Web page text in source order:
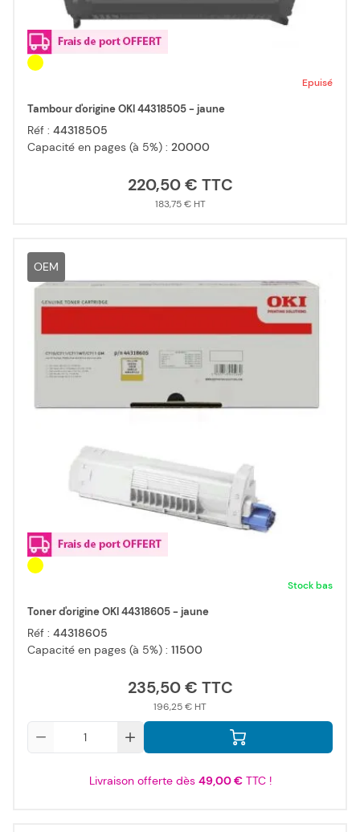
Epuisé
Tambour d'origine OKI 44318505 - jaune
Réf : 44318505
Capacité en pages (à 5%) : 20000
220,50 €
183,75 €
OEM
Stock bas
Toner d'origine OKI 44318605 - jaune
Réf : 44318605
Capacité en pages (à 5%) : 11500
235,50 €
196,25 €
Livraison offerte dès 49,00 €TTC !